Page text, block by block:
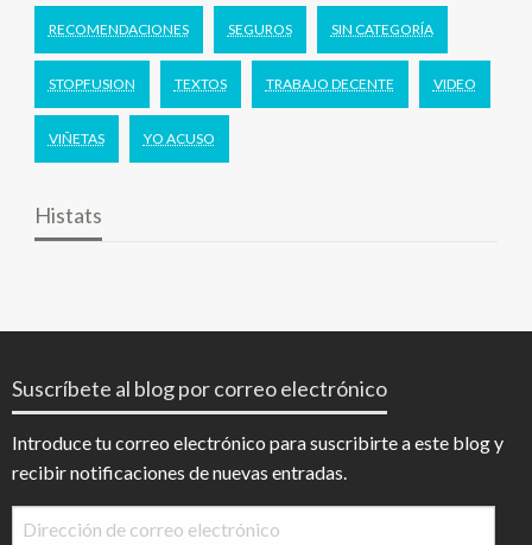
RECOMENDACIONES SEGUROS SIN CATEGORÍA
STOPFUSION TEXTOS TRABAJO DECENTE VIDEO
VIÑETAS YO ACUSO
Histats
Suscríbete al blog por correo electrónico
Introduce tu correo electrónico para suscribirte a este blog y
recibir notificaciones de nuevas entradas.
Dirección